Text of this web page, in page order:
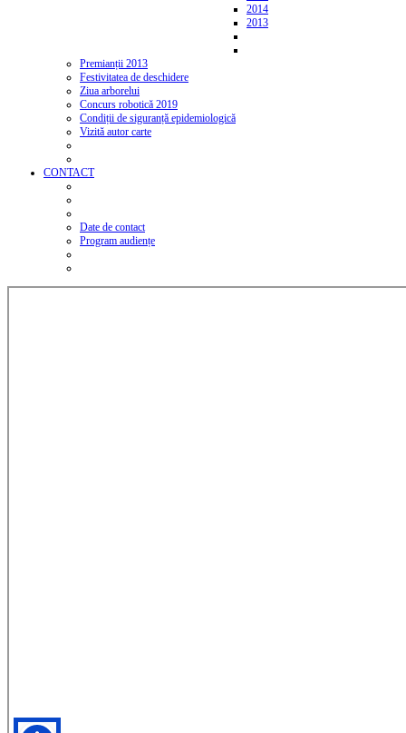
2014
2013
Premianții 2013
Festivitatea de deschidere
Ziua arborelui
Concurs robotică 2019
Condiții de siguranță epidemiologică
Vizită autor carte
CONTACT
Date de contact
Program audiențe